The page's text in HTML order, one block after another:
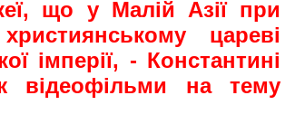
що у Малій Азії при
цареві
імперії, - Константині
відеофільми на тему